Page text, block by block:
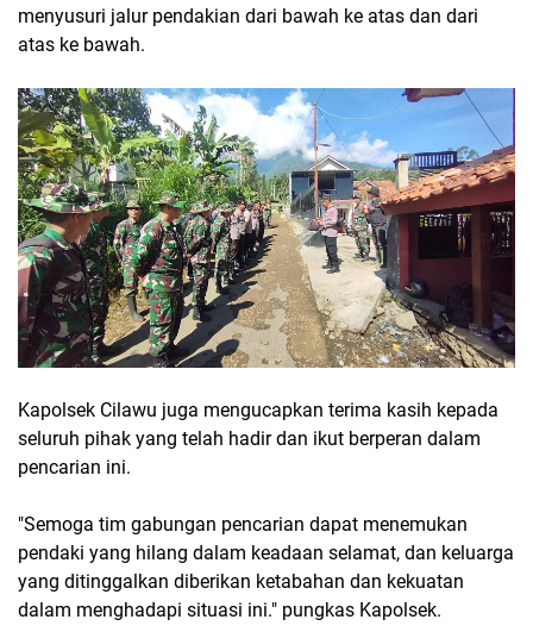
menyusuri jalur pendakian dari bawah ke atas dan dari
atas ke bawah.
Kapolsek Cilawu juga mengucapkan terima kasih kepada
seluruh pihak yang telah hadir dan ikut berperan dalam
pencarian ini.
"Semoga tim gabungan pencarian dapat menemukan
pendaki yang hilang dalam keadaan selamat, dan keluarga
yang ditinggalkan diberikan ketabahan dan kekuatan
dalam menghadapi situasi ini." pungkas Kapolsek.